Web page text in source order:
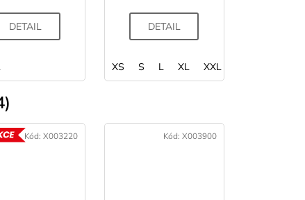
DETAIL DETAIL
XS S L XL XXL
Kód:X003220 Kód: X003900